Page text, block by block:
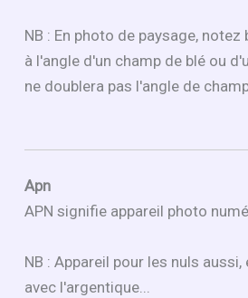
NB : En photo de paysage,
à l'angle d'un champ de blé ou
ne doublera pas l'angle de
Apn
APN signifie appareil photo
NB : Appareil pour les nuls
avec l'argentique...